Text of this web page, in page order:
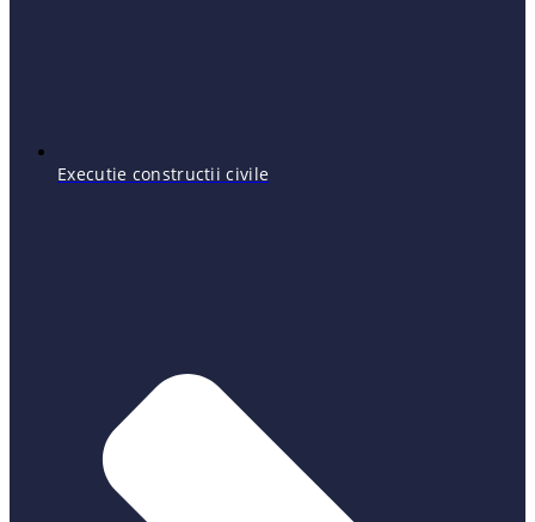
Executie constructii civile